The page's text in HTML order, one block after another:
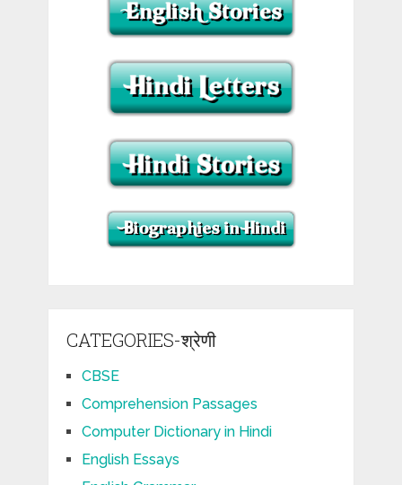
CATEGORIES-श्रेणी
CBSE
Comprehension Passages
Computer Dictionary in Hindi
English Essays